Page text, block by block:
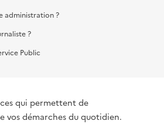
administration ?
?
Public
qui permettent de
vos démarches du quotidien.